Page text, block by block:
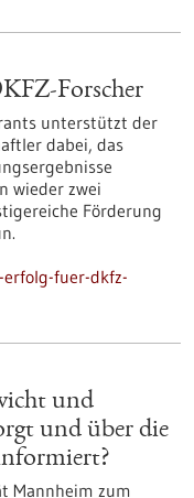
Forscher
unterstützt der
dabei, das
wieder zwei
Förderung
fuer-dkfz-
und
und über die
Mannheim zum